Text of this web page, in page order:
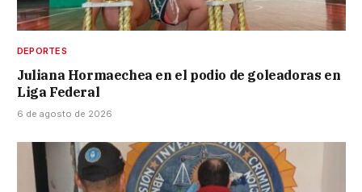
DEPORTES
Juliana Hormaechea en el podio de goleadoras en
Liga Federal
6 de agosto de 2026